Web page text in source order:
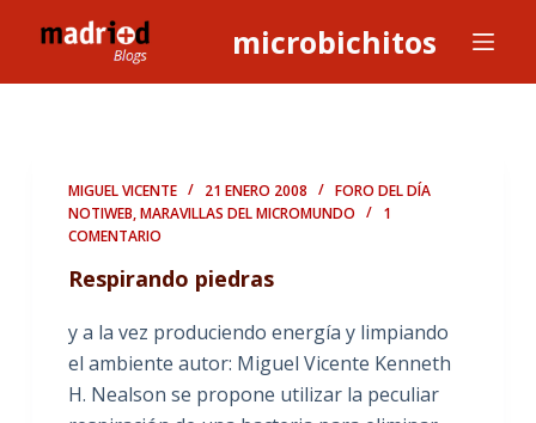
l
microbichitos
MIGUEL VICENTE 21 ENERO 2008
FORO DEL DÍA
NOTIWEB,MARAVILLAS DEL MICROMUNDO
1
COMENTARIO
Respirando piedras
y a la vez produciendo energía y limpiando
el ambiente autor: Miguel Vicente Kenneth
H. Nealson se propone utilizar la peculiar